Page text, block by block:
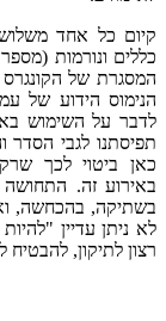
קיום כל אחד
כללים ונורמות
המסגרת של
הנימוס הידוע של
לדבר על השימוש
תפיסתנו לגבי
כאן ביטוי לכך
באירוע זה.
בשתיקה, בהכחשה,
לא ניתן עדיין
רצון לתיקון,